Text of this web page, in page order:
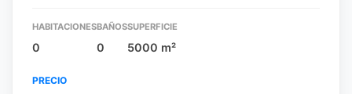
HABITACIONES
0
BAÑOS
0
SUPERFICIE
5000 m²
PRECIO